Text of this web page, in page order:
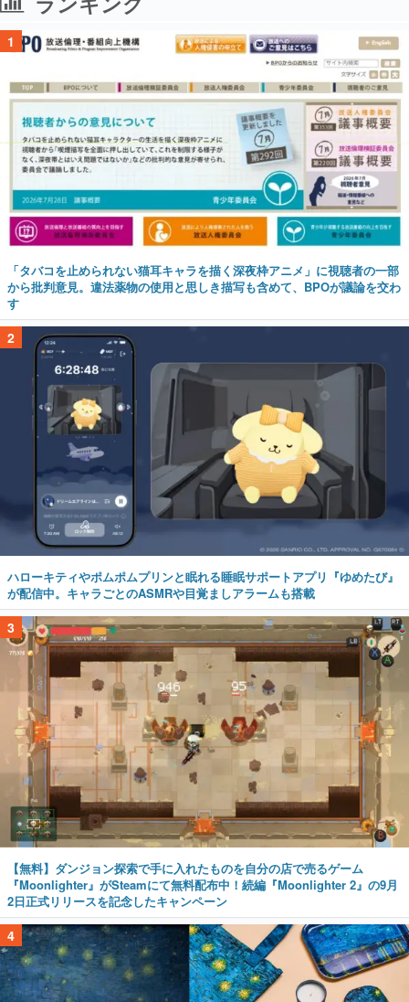
1
「タバコを止められない猫耳キャラを描く深夜枠アニメ」に視聴者の一部
から批判意見。違法薬物の使用と思しき描写も含めて、BPOが議論を交わ
す
2
ハローキティやポムポムプリンと眠れる睡眠サポートアプリ『ゆめたび』
が配信中。キャラごとのASMRや目覚ましアラームも搭載
3
【無料】ダンジョン探索で手に入れたものを自分の店で売るゲーム
『Moonlighter』がSteamにて無料配布中！続編『Moonlighter 2』の9月
2日正式リリースを記念したキャンペーン
4